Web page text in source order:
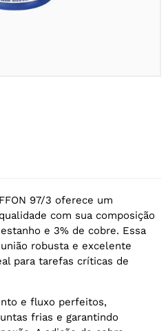
97/3 oferece um
com sua composição
e 3% de cobre. Essa
robusta e excelente
para tarefas críticas de
e fluxo perfeitos,
frias e garantindo